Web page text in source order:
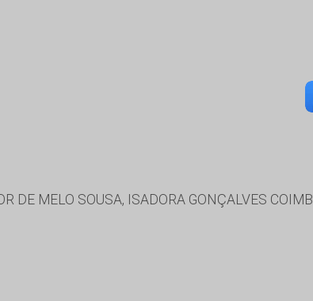
DE MELO SOUSA, ISADORA GONÇALVES